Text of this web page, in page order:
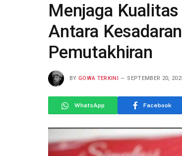
Menjaga
Antara
Pemutakhiran
BY GOWA TERKINI SEPTEMBER 20,
WhatsApp Facebook